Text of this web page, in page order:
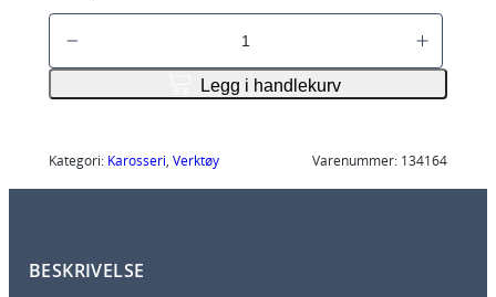
A
l
t
n
Legg i handlekurv
Kategori: Karosseri, Verktøy Varenummer: 134164
BESKRIVELSE